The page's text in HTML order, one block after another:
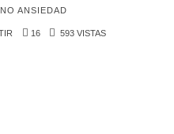
ANSIEDAD
16 593 VISTAS